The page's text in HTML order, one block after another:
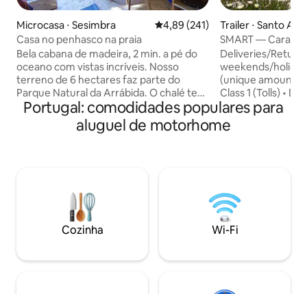
Microcasa ⋅ Sesimbra 4,89 de uma avaliação média de
4,89 (241)
Casa no penhasco na praia
Bela cabana de madeira, 2 min. a pé do
oceano com vistas incríveis. Nosso
terreno de 6 hectares faz parte do
Parque Natural da Arrábida. O chalé tem
vista direta para o mar com um pôr do
sol mágico. Praias deslumbrantes e um
litoral impressionante oferecem ótimas
externo de água quente com vista e o
banheiro de compostagem
proporcionam uma experiência
autossuficiente perfeita. A natureza e o
Trailer ⋅ Santo
eiros
SMART —
similar
Deliveries/
weekends/
(unique amount) • Diesel 5L/100km.
Class 1 (Tolls) •
190x140cm) •
Linen • Panel Solar and Extra battery •
Thermal insulation • Kitchen kit -
USB chargers, skylight We
Clients as we
See you!
Portugal: comodidades populares para
aluguel de motorhome
Cozinha Wi-Fi